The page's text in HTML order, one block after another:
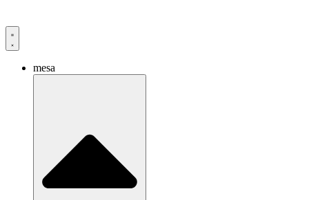
mesa